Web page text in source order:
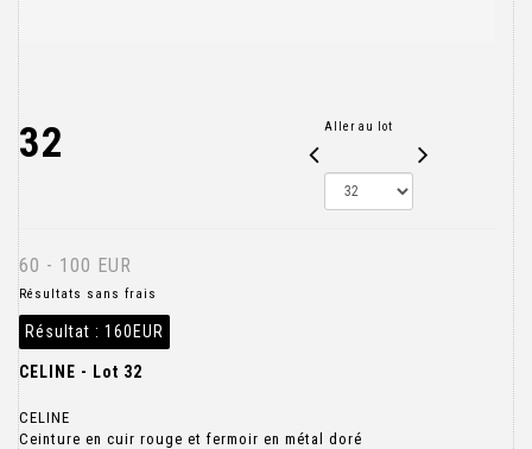
32 Aller au lot
60 - 100 EUR
Résultats sans frais
Résultat : 160EUR
CELINE - Lot 32
CELINE
Ceinture en cuir rouge et fermoir en métal doré